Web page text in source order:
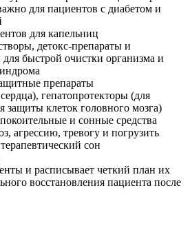
для пациентов с диабетом и
для капельниц
детокс-препараты и
быстрой очистки организма и
препараты
гепатопротекторы (для
защиты клеток головного мозга)
и сонные средства
агрессию, тревогу и погрузить
сон
и расписывает четкий план их
восстановления пациента после